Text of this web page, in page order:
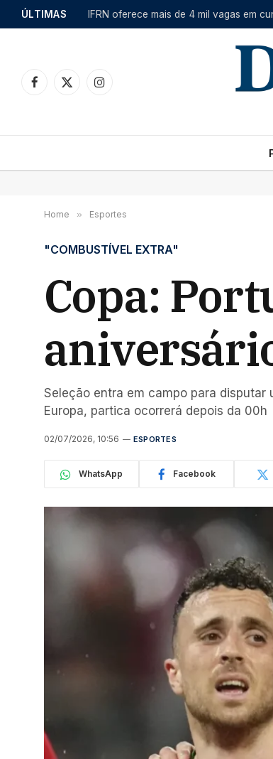
ÚLTIMAS
Facebook
X
Instagram
Home » Esportes
"COMBUSTÍVEL EXTRA"
Copa:
Seleção entra em campo para
Europa, partica ocorrerá depois da 00h
02/07/2026, 10:56 ESPORTES
WhatsApp Facebook